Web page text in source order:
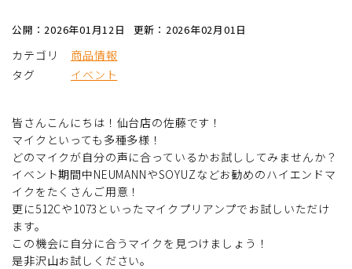
公開：2026年01月12日 更新：2026年02月01日
カテゴリ
商品情報
タグ
イベント
皆さんこんにちは！仙台店の佐藤です！
マイクといっても多種多様！
どのマイクが自分の声に合っているかお試ししてみませんか？
イベント期間中NEUMANNやSOYUZなどお勧めのハイエンドマ
イクをたくさんご用意！
更に512Cや1073といったマイクプリアンプでお試しいただけ
ます。
この機会に自分に合うマイクを見つけましょう！
是非沢山お試しください。